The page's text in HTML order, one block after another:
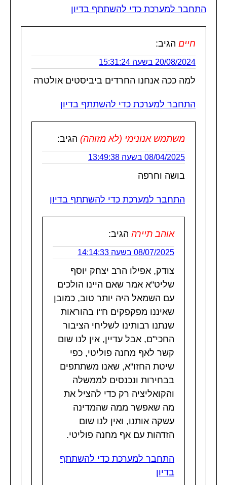
התחבר למערכת כדי להשתתף בדיון
חיים הגיב:
20/08/2024 בשעה 15:31:24
למה ככה אנחנו החרדים ביביסטים אולטרה
התחבר למערכת כדי להשתתף בדיון
משתמש אנונימי (לא מזוהה) הגיב:
08/04/2025 בשעה 13:49:38
בושה וחרפה
התחבר למערכת כדי להשתתף בדיון
אוהב תיירה הגיב:
08/07/2025 בשעה 14:14:33
צודק, אפילו הרב יצחק יוסף
שליט"א אמר שאם היינו הולכים
עם השמאל היה יותר טוב, כמובן
שאיננו מפקפקים ח"ו בהוראות
שנתנו רבותינו לשליחי הציבור
החכי"ם, אבל עדיין, אין לנו שום
קשר לאף מחנה פוליטי, כפי
שיטת החזו"א, שאנו משתתפים
בבחירות ונכנסים לממשלה
והקואליציה רק כדי להציל את
מה שאפשר ממה שהמדינה
עשקה אותנו, ואין לנו שום
הזדהות עם אף מחנה פוליטי.
התחבר למערכת כדי להשתתף
בדיון